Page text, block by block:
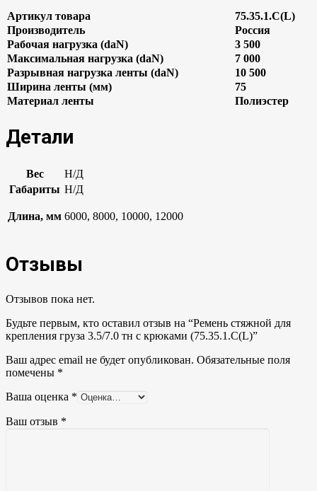
Артикул товара
75.35.1.C(L)
Производитель
Россия
Рабочая нагрузка (daN)
3 500
Максимальная нагрузка (daN)
7 000
Разрывная нагрузка ленты (daN)
10 500
Ширина ленты (мм)
75
Материал ленты
Полиэстер
Детали
Вес
Н/Д
Габариты Н/Д
Длина, мм 6000, 8000, 10000, 12000
Отзывы
Отзывов пока нет.
Будьте первым, кто оставил отзыв на “Ремень стяжной для
крепления груза 3.5/7.0 тн с крюками (75.35.1.C(L)”
Ваш адрес email не будет опубликован. Обязательные поля
помечены *
Ваша оценка *
Ваш отзыв *